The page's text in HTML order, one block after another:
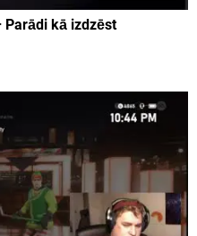
Parādi kā izdzēst